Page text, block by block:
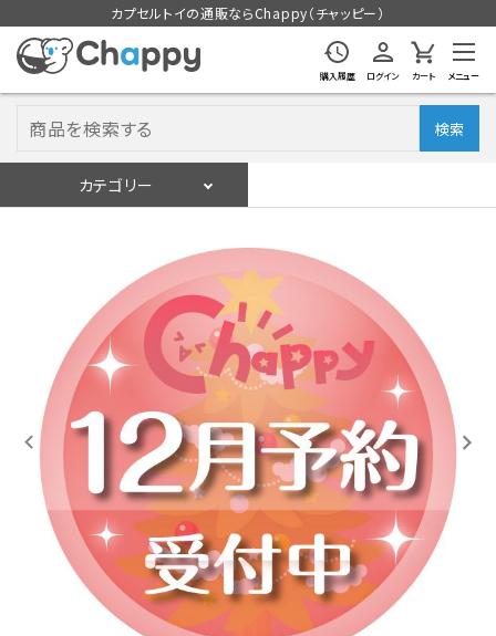
カプセルトイの通販ならChappy（チャッピー）
購入履歴 ログイン カート メニュー
検索
カテゴリー
入荷スケジュールをチェック
カプセルトイマシン本体
カプセルトイ
販促用空カプセル
レンタル
景品・玩具・文具